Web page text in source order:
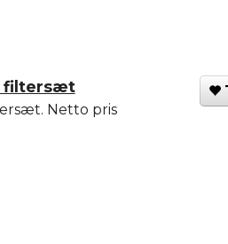
filtersæt
Netto pris